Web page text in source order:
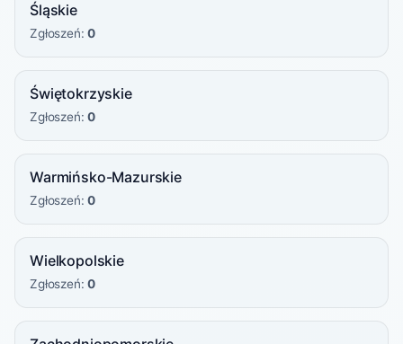
Śląskie
Zgłoszeń:0
Świętokrzyskie
Zgłoszeń:0
Warmińsko-Mazurskie
Zgłoszeń:0
Wielkopolskie
Zgłoszeń:0